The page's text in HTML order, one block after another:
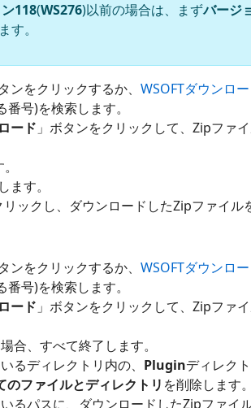
118(WS276)以前の場合は、まずバージ
。
ンをクリックするか、 WSOFTダウンロ
号)を検索します。
ード 」ボタンをクリックして、Zipファ
ます。
リックし、ダウンロードしたZipファイル
ンをクリックするか、 WSOFTダウンロ
号)を検索します。
ード 」ボタンをクリックして、Zipファ
合、すべて終了します。
るディレクトリ内の、 Pluginディレク
のファイルとディレクトリ を削除します。
るパスに、ダウンロードしたZipファイル